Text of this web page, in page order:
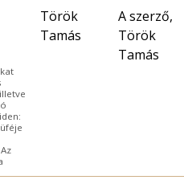
Török
Tamás
A szerző,
Török
Tamás